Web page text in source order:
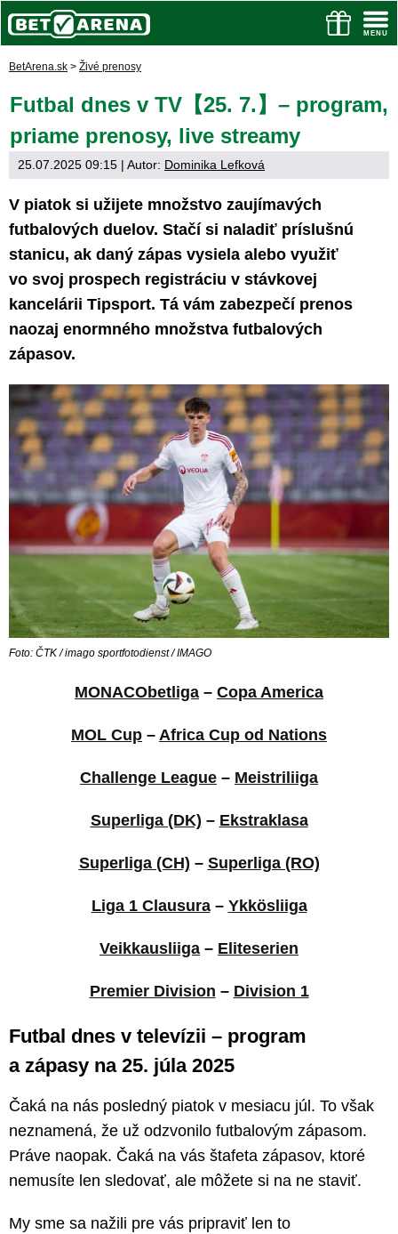
BetArena.sk > Živé prenosy
Futbal dnes v TV【25. 7.】– program,
priame prenosy, live streamy
25.07.2025 09:15 | Autor: Dominika Lefková
V piatok si užijete množstvo zaujímavých
futbalových duelov. Stačí si naladiť príslušnú
stanicu, ak daný zápas vysiela alebo využiť
vo svoj prospech registráciu v stávkovej
kancelárii Tipsport. Tá vám zabezpečí prenos
naozaj enormného množstva futbalových
zápasov.
Foto: ČTK / imago sportfotodienst / IMAGO
MONACObetliga – Copa America
MOL Cup – Africa Cup od Nations
Challenge League – Meistriliiga
Superliga (DK) – Ekstraklasa
Superliga (CH) – Superliga (RO)
Liga 1 Clausura – Ykkösliiga
Veikkausliiga – Eliteserien
Premier Division – Division 1
Futbal dnes v televízii – program
a zápasy na 25. júla 2025
Čaká na nás posledný piatok v mesiacu júl. To však
neznamená, že už odzvonilo futbalovým zápasom.
Práve naopak. Čaká na vás štafeta zápasov, ktoré
nemusíte len sledovať, ale môžete si na ne staviť.
My sme sa nažili pre vás pripraviť len to